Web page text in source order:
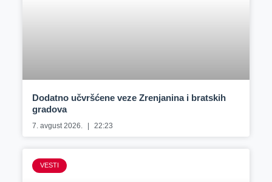
Dodatno učvršćene veze Zrenjanina i bratskih
gradova
7. avgust 2026. 22:23
VESTI